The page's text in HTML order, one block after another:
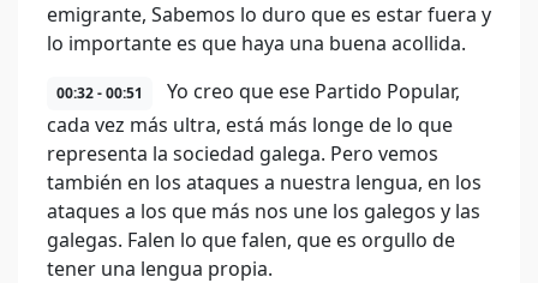
emigrante, Sabemos lo duro que es estar fuera y
lo importante es que haya una buena acollida.
00:32 - 00:51
Yo creo que ese Partido Popular,
cada vez más ultra, está más longe de lo que
representa la sociedad galega. Pero vemos
también en los ataques a nuestra lengua, en los
ataques a los que más nos une los galegos y las
galegas. Falen lo que falen, que es orgullo de
tener una lengua propia.